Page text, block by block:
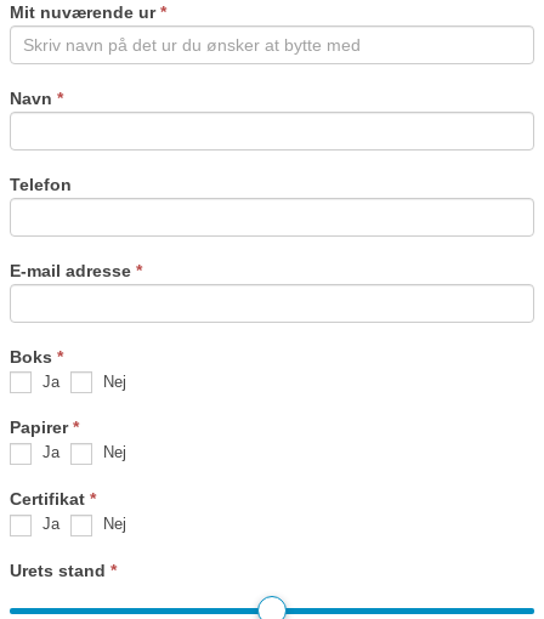
Mit nuværende ur*
Navn *
Telefon
E-mail adresse *
Boks *
Ja Nej
Papirer*
Ja Nej
Certifikat *
Ja Nej
Urets stand *
blank.